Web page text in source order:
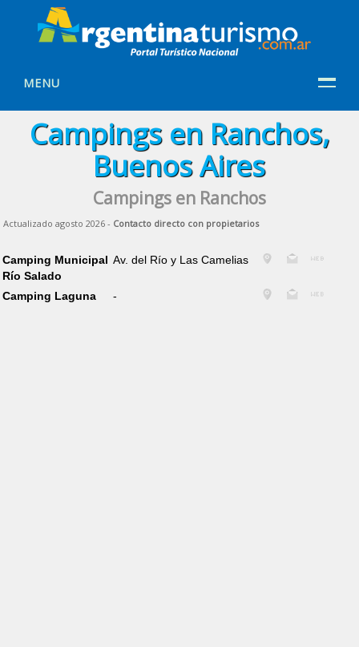
MENU
Campings en Ranchos,
Buenos Aires
Campings en Ranchos
Actualizado agosto 2026 - Contacto directo con propietarios
Camping Municipal
Río Salado
Av. del Río y Las Camelias
Camping Laguna -